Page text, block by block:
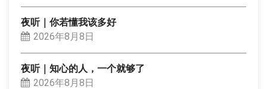
夜听｜你若懂我该多好
2026年8月8日
夜听｜知心的人，一个就够了
2026年8月8日